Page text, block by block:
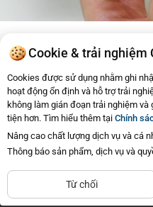
Thương hiệu khác
Cookie & trải nghiệm
Cookies được sử dụng nhằm ghi
hoạt động ổn định và hỗ trợ trải
không làm gián đoạn trải nghiệm
tiện hơn. Tìm hiểu thêm tại Chính
Nâng cao chất lượng dịch vụ và cá
Thông báo sản phẩm, dịch vụ và
Từ chối
Danh mục